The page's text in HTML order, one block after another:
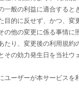
一般の利益に適合すると
目的に反せず、かつ、変
他の変更に係る事情に
たり、変更後の利用規
その効力発生日を当社
ユーザーが本サービス